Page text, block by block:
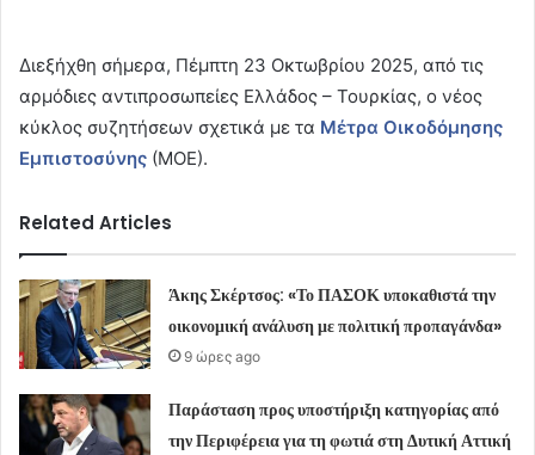
Διεξήχθη σήμερα, Πέμπτη 23 Οκτωβρίου 2025, από τις
αρμόδιες αντιπροσωπείες Ελλάδος – Τουρκίας, ο νέος
κύκλος συζητήσεων σχετικά με τα Μέτρα Οικοδόμησης
Εμπιστοσύνης (ΜΟΕ).
Related Articles
Άκης Σκέρτσος: «Το ΠΑΣΟΚ υποκαθιστά την
οικονομική ανάλυση με πολιτική προπαγάνδα»
9 ώρες ago
Παράσταση προς υποστήριξη κατηγορίας από
την Περιφέρεια για τη φωτιά στη Δυτική Αττική